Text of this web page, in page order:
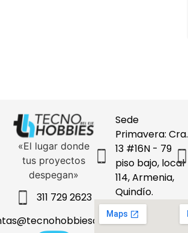
«El lugar donde
tus proyectos
despegan»
311 729 2623
Sede
Primavera: Cra.
13 #16N - 79
piso bajo, local
114, Armenia,
Quindío.